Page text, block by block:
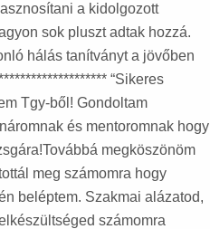
a kidolgozott
sok pluszt adtak hozzá.
hálás tanítványt a jövőben
“Sikeres
Tgy-ből! Gondoltam
és mentoromnak hogy
megköszönöm
meg számomra hogy
beléptem. Szakmai alázatod,
számomra